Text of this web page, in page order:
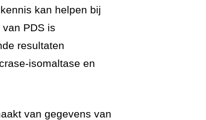
kan helpen bij
PDS is
resultaten
isomaltase en
van gegevens van